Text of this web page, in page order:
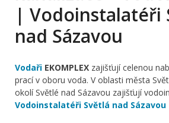
| Vodoinstalatéři
nad Sázavou
Vodaři EKOMPLEX zajišťují celenou
prací v oboru voda. V oblasti města
okolí Světlé nad Sázavou zajišťují
Vodoinstalatéři Světlá nad Sázavou